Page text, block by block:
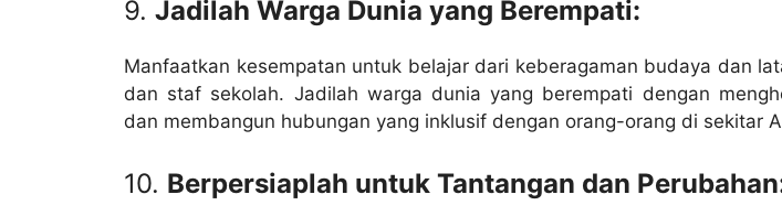
9. Jadilah Warga Dunia yang Berempati:
Manfaatkan kesempatan untuk belajar dari keberagaman budaya dan
dan staf sekolah. Jadilah warga dunia yang berempati dengan
dan membangun hubungan yang inklusif dengan orang-orang di sekitar
10. Berpersiaplah untuk Tantangan dan